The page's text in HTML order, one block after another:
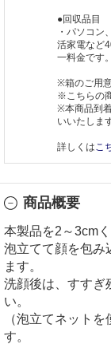
●回収品目
・パソコン
活家電など
一料金です。
※箱のご用
※こちらの
※本商品到
いいたしま
詳しくは こ
商品概要
本製品を2～3cm
泡立てて顔を包み
ます。
洗顔後は、すすぎ
い。
（泡立てネット
す。